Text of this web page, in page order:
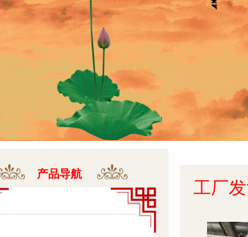
产品导航
工厂